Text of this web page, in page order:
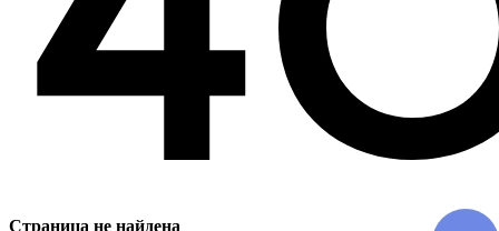
Страница не найдена